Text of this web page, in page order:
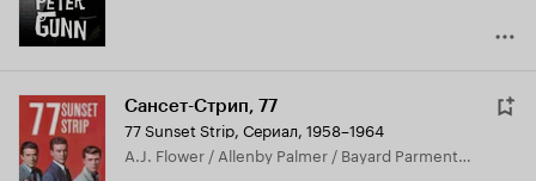
Сансет-Стрип, 77
77 Sunset Strip, Сериал, 1958–1964
A.J. Flower / Allenby Palmer / Bayard Parmenter / John Keith